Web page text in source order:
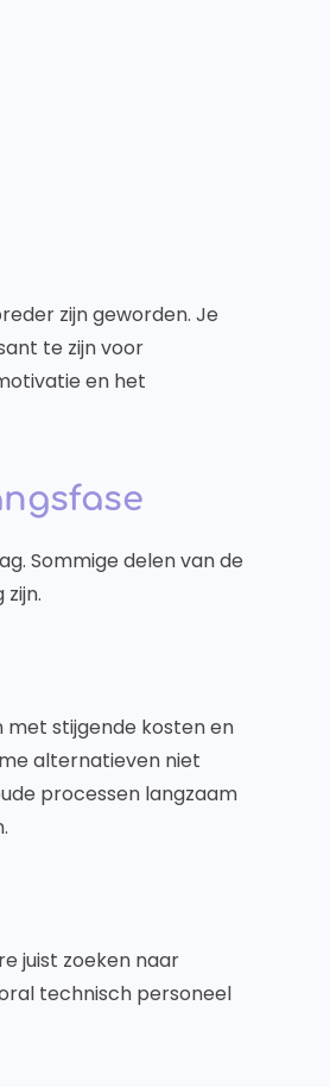
zijn geworden. Je
te zijn voor
en het
Sommige delen van de
met stijgende kosten en
alternatieven niet
processen langzaam
juist zoeken naar
technisch personeel